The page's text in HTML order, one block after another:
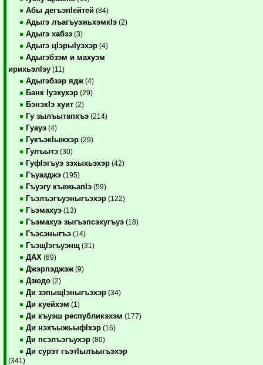
Абы дегъэпIейтей (84)
Адыгэ лъагъуэжьхэмкIэ (2)
Адыгэ хабзэ (3)
Адыгэ цIэрыIуэхэр (4)
Адыгэбзэм и махуэм
ирихьэлIэу (11)
Адыгэбзэр ядж (4)
Банк Iуэхухэр (29)
БэнэкIэ хуит (2)
Гу зылъытапхъэ (214)
Гуауэ (4)
ГукъэкIыжхэр (29)
Гулъытэ (30)
ГуфIэгъуэ зэхыхьэхэр (42)
Гъуазджэ (195)
Гъуэгу къежьапIэ (59)
Гъэлъэгъуэныгъэхэр (122)
Гъэмахуэ (13)
Гъэмахуэ зыгъэпсэхугъуэ (18)
Гъэсэныгъэ (14)
ГъэщIэгъуэнщ (31)
ДАХ (69)
Джэрпэджэж (9)
Дзюдо (2)
Ди зэпыщIэныгъэхэр (34)
Ди куейхэм (1)
Ди къуэш республикэхэм (177)
Ди нэхъыжьыфIхэр (16)
Ди псэлъэгъухэр (80)
Ди сурэт гъэтIылъыгъэхэр
(341)